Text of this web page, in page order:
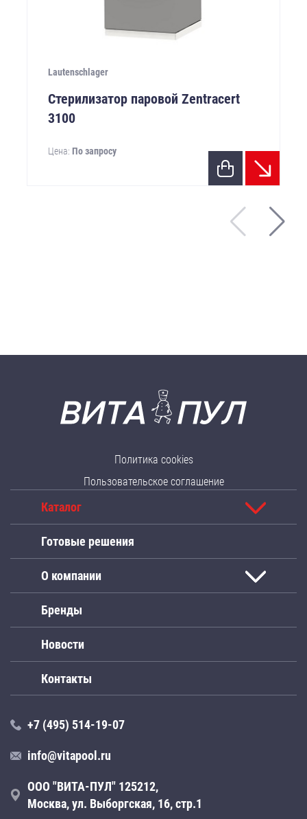
Lautenschlager
Стерилизатор паровой Zentracert
3100
Цена: По запросу
Политика cookies
Пользовательское соглашение
Каталог
Готовые решения
О компании
Бренды
Новости
Контакты
+7 (495) 514-19-07
info@vitapool.ru
ООО "ВИТА-ПУЛ" 125212,
Москва, ул. Выборгская, 16, стр.1